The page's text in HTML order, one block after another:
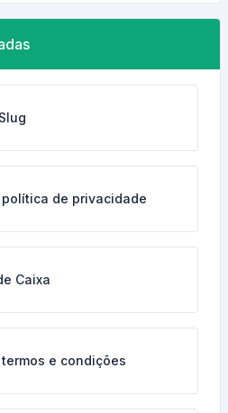
política de privacidade
Caixa
e condições